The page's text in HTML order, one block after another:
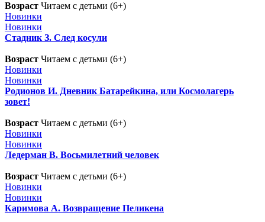
Возраст Читаем с детьми (6+)
Новинки
Новинки
Стадник З. След косули
Возраст Читаем с детьми (6+)
Новинки
Новинки
Родионов И. Дневник Батарейкина, или Космолагерь
зовет!
Возраст Читаем с детьми (6+)
Новинки
Новинки
Ледерман В. Восьмилетний человек
Возраст Читаем с детьми (6+)
Новинки
Новинки
Каримова А. Возвращение Пеликена